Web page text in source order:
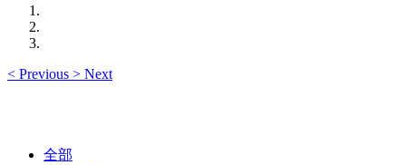
< Previous > Next
全部